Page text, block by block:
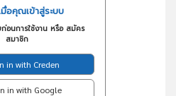
อคุณเข้าสู่ระบบ
อนการใช้งาน หรือ สมัคร
สมาชิก
in with Creden
in with Google